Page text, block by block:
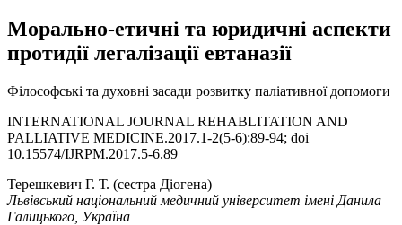
Морально-етичні та юридичні аспекти
протидії легалізації евтаназії
Філософські та духовні засади розвитку паліативної допомоги
INTERNATIONAL JOURNAL REHABLITATION AND
PALLIATIVE MEDICINE.2017.1-2(5-6):89-94; doi
10.15574/IJRPM.2017.5-6.89
Терешкевич Г. Т. (сестра Діогена)
Львівський національний медичний університет імені Данила
Галицького, Україна